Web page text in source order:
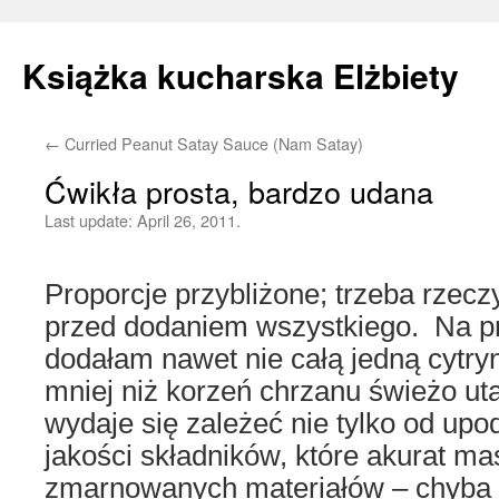
Książka kucharska Elżbiety
Skip
← Curried Peanut Satay Sauce (Nam Satay)
Ćwikła prosta, bardzo udana
Last update: April 26, 2011.
Proporcje przybliżone; trzeba
przed dodaniem wszystkiego. Na
dodałam nawet nie całą jedną
mniej niż korzeń chrzanu świeżo
wydaje się zależeć nie tylko od
jakości składników, które akurat
zmarnowanych materiałów – chyba